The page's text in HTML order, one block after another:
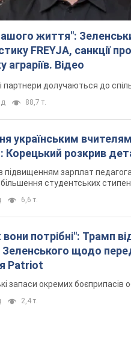
життя":
FREYJA, санкції
аграріїв. Відео
партнери долучаються до
88,7 т.
українським
Корецький розкрив
підвищенням зарплат
студентських
6,6 т.
потрібні": Трамп
щодо
Patriot
запаси окремих боєприпасів
2,4 т.